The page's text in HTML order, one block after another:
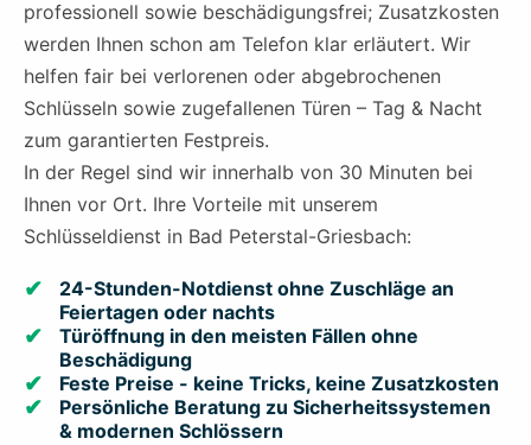
professionell sowie beschädigungsfrei; Zusatzkosten
werden Ihnen schon am Telefon klar erläutert. Wir
helfen fair bei verlorenen oder abgebrochenen
Schlüsseln sowie zugefallenen Türen – Tag & Nacht
zum garantierten Festpreis.
In der Regel sind wir innerhalb von 30 Minuten bei
Ihnen vor Ort. Ihre Vorteile mit unserem
Schlüsseldienst in Bad Peterstal-Griesbach:
24-Stunden-Notdienst ohne Zuschläge an
Feiertagen oder nachts
Türöffnung in den meisten Fällen ohne
Beschädigung
Feste Preise - keine Tricks, keine Zusatzkosten
Persönliche Beratung zu Sicherheitssystemen
& modernen Schlössern